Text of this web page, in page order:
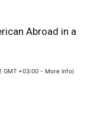
Abroad in a
GMT +03:00 - More info)